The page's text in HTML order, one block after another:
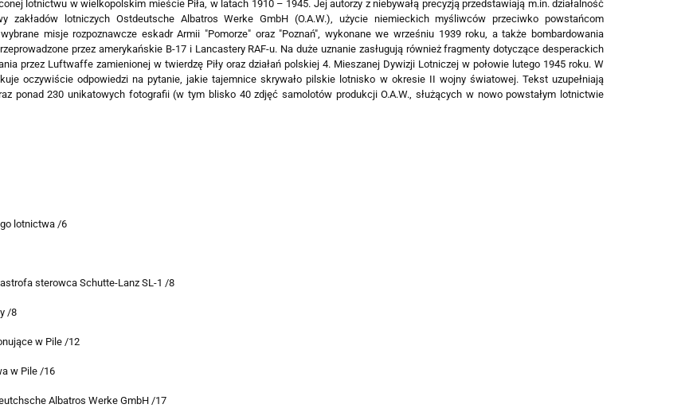
lotnictwu w wielkopolskim mieście Piła, w latach 1910 – 1945. Jej autorzy z niebywałą precyzją przedstawiają m.in. działalność
zakładów lotniczych Ostdeutsche Albatros Werke GmbH (O.A.W.), użycie niemieckich myśliwców przeciwko powstańcom
misje rozpoznawcze eskadr Armii "Pomorze" oraz "Poznań", wykonane we wrześniu 1939 roku, a także bombardowania
przez amerykańskie B-17 i Lancastery RAF-u. Na duże uznanie zasługują również fragmenty dotyczące desperackich
przez Luftwaffe zamienionej w twierdzę Piły oraz działań polskiej 4. Mieszanej Dywizji Lotniczej w połowie lutego 1945 roku. W
oczywiście odpowiedzi na pytanie, jakie tajemnice skrywało pilskie lotnisko w okresie II wojny światowej. Tekst uzupełniają
ponad 230 unikatowych fotografii (w tym blisko 40 zdjęć samolotów produkcji O.A.W., służących w nowo powstałym lotnictwie
lotnictwa /6
sterowca Schutte-Lanz SL-1 /8
/8
w Pile /12
w Pile /16
Albatros Werke GmbH /17